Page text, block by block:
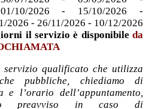
10/2026 - 15/10/2026 -
2026 - 26/11/2026 - 10/12/2026
il servizio è disponibile da
qualificato che utilizza
pubbliche, chiediamo di
e l’orario dell’appuntamento,
preavviso in caso di